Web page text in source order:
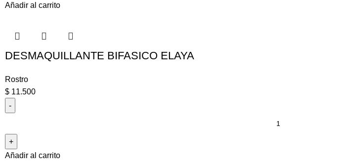
Añadir al carrito
DESMAQUILLANTE BIFASICO ELAYA
Rostro
$ 11.500
Añadir al carrito